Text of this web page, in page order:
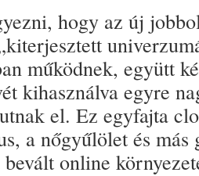
hogy az új
működnek, együtt
kihasználva egyre
el. Ez egyfajta
a nőgyűlölet és
bevált online